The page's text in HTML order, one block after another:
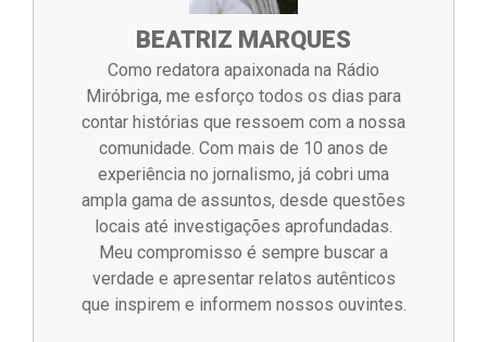
BEATRIZ MARQUES
Como redatora apaixonada na Rádio
Miróbriga, me esforço todos os dias para
contar histórias que ressoem com a nossa
comunidade. Com mais de 10 anos de
experiência no jornalismo, já cobri uma
ampla gama de assuntos, desde questões
locais até investigações aprofundadas.
Meu compromisso é sempre buscar a
verdade e apresentar relatos autênticos
que inspirem e informem nossos ouvintes.